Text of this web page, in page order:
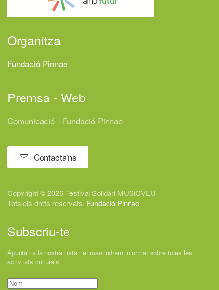
Organitza
Fundació Pinnae
Premsa - Web
Comunicació - Fundació Pinnae
Contacta'ns
Copyright © 2026 Festival Solidari MUSiCVEU
Tots els drets reservats. Fundació Pinnae
Subscriu-te
Apunta't a la nostra llista i et mantindrem informat sobre totes les
activitats culturals